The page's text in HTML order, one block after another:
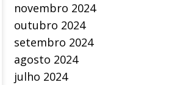
novembro 2024
outubro 2024
setembro 2024
agosto 2024
julho 2024